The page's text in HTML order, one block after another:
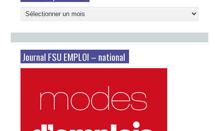
Archives
par
dates
Journal FSU EMPLOI – national